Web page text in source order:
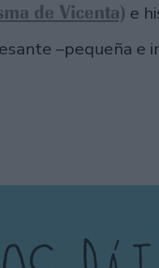
de Vicenta) e
–pequeña e